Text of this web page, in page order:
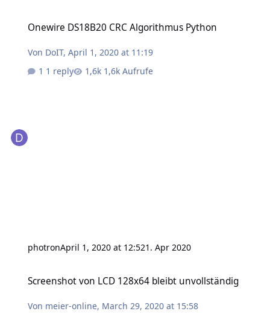
Onewire DS18B20 CRC Algorithmus Python
Von DoIT,April 1, 2020 at 11:19
1 reply
1,6k Aufrufe
photronApril 1, 2020 at 12:521. Apr 2020
Screenshot von LCD 128x64 bleibt unvollständig
Von meier-online, March 29, 2020 at 15:58